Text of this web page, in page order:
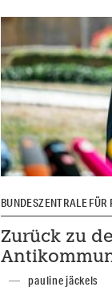
BUNDESZENTRALE
Zurück zu
pauline jäckels